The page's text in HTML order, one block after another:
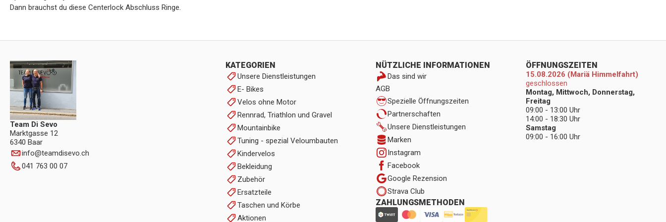
Dann brauchst du diese Centerlock Abschluss Ringe.
Team Di Sevo
Marktgasse 12
6340 Baar
info@teamdisevo.ch
041 763 00 07
KATEGORIEN
Unsere Dienstleistungen
E- Bikes
Velos ohne Motor
Rennrad, Triathlon und Gravel
Mountainbike
Tuning - spezial Veloumbauten
Kindervelos
Bekleidung
Zubehör
Ersatzteile
Taschen und Körbe
Aktionen
NÜTZLICHE INFORMATIONEN
Das sind wir
AGB
Spezielle Öffnungszeiten
Partnerschaften
Unsere Dienstleistungen
Marken
Instagram
Facebook
Google Rezension
Strava Club
ZAHLUNGSMETHODEN
ÖFFNUNGSZEITEN
15.08.2026 (Mariä Himmelfahrt)
geschlossen
Montag, Mittwoch, Donnerstag,
Freitag
09:00 - 13:00 Uhr
14:00 - 18:30 Uhr
Samstag
09:00 - 16:00 Uhr